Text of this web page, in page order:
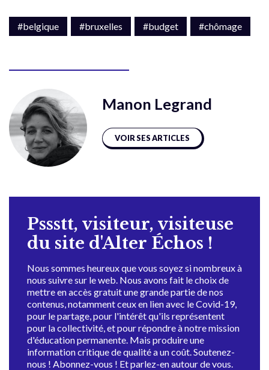
#belgique #bruxelles #budget #chômage
Manon Legrand
VOIR SES ARTICLES
Pssstt, visiteur, visiteuse
du site d'Alter Échos !
Nous sommes heureux que vous soyez si nombreux à
nous suivre sur le web. Nous avons fait le choix de
mettre en accès gratuit une grande partie de nos
contenus, notamment ceux en lien avec le Covid-19,
pour le partage, pour l'intérêt qu'ils représentent
pour la collectivité, et pour répondre à notre mission
d'éducation permanente. Mais produire une
information critique de qualité a un coût. Soutenez-
nous ! Abonnez-vous ! Et parlez-en autour de vous.